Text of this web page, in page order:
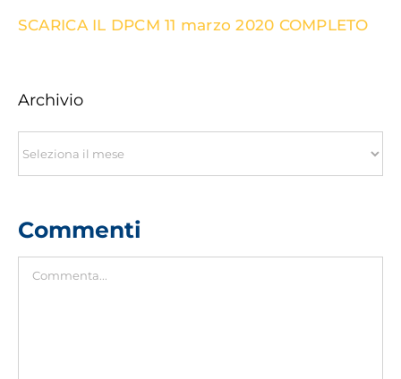
SCARICA IL DPCM 11 marzo 2020 COMPLETO
Archivio
Commenti